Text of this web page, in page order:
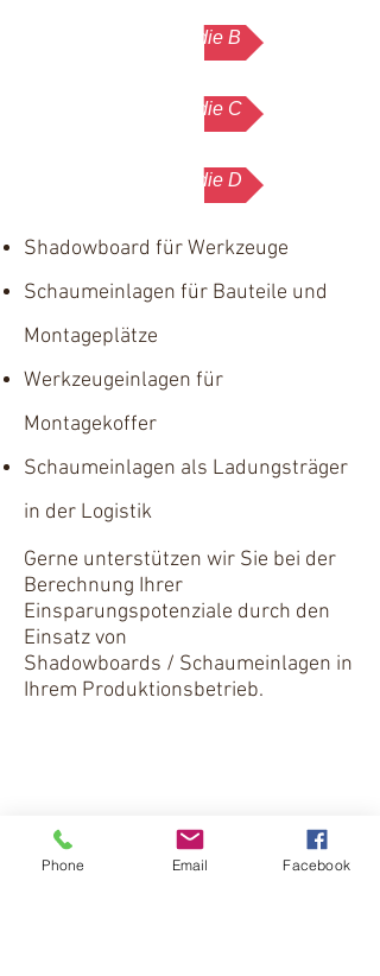
Fallstudie B
Fallstudie C
Fallstudie D
Shadowboard für Werkzeuge
Schaumeinlagen für Bauteile und
Montageplätze
Werkzeugeinlagen für
Montagekoffer
Schaumeinlagen als Ladungsträger
in der Logistik
Gerne unterstützen wir Sie bei der
Berechnung Ihrer
Einsparungspotenziale durch den
Einsatz von
Shadowboards / Schaumeinlagen in
Ihrem Produktionsbetrieb.
Widerrufsbelehrung
Phone Email Facebook